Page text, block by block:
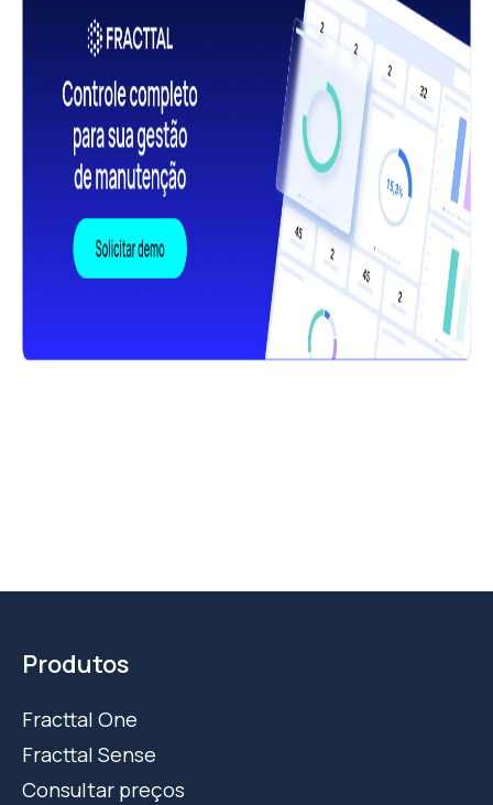
Produtos
Fracttal One
Fracttal Sense
Consultar preços